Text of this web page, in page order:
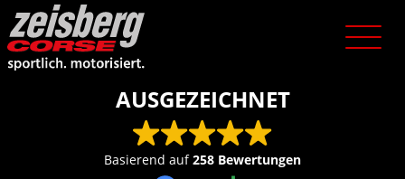
AUSGEZEICHNET
Basierend auf258 Bewertungen